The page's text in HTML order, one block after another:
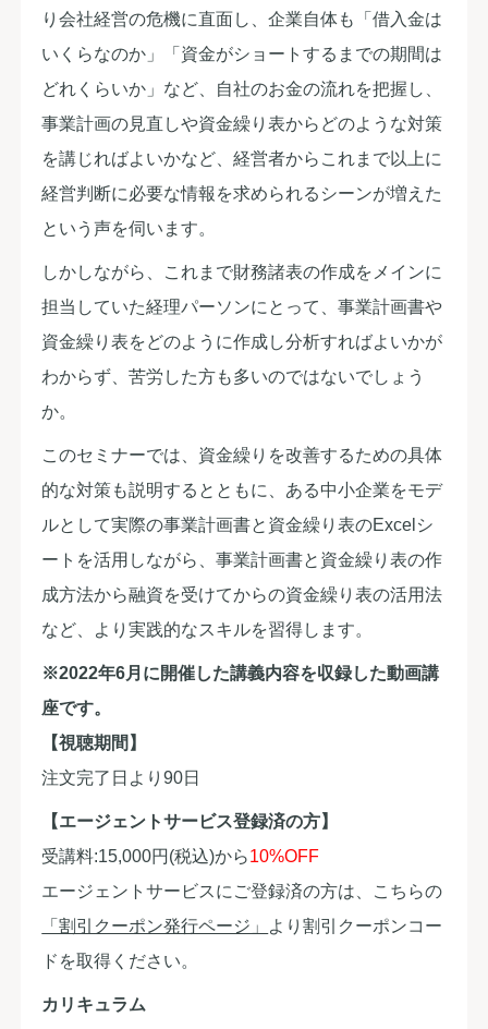
り会社経営の危機に直面し、企業自体も「借入金は
いくらなのか」「資金がショートするまでの期間は
どれくらいか」など、自社のお金の流れを把握し、
事業計画の見直しや資金繰り表からどのような対策
を講じればよいかなど、経営者からこれまで以上に
経営判断に必要な情報を求められるシーンが増えた
という声を伺います。
しかしながら、これまで財務諸表の作成をメインに
担当していた経理パーソンにとって、事業計画書や
資金繰り表をどのように作成し分析すればよいかが
わからず、苦労した方も多いのではないでしょう
か。
このセミナーでは、資金繰りを改善するための具体
的な対策も説明するとともに、ある中小企業をモデ
ルとして実際の事業計画書と資金繰り表のExcelシ
ートを活用しながら、事業計画書と資金繰り表の作
成方法から融資を受けてからの資金繰り表の活用法
など、より実践的なスキルを習得します。
※2022年6月に開催した講義内容を収録した動画講
座です。
【視聴期間】
注文完了日より90日
【エージェントサービス登録済の方】
受講料:15,000円(税込)から10%OFF
エージェントサービスにご登録済の方は、こちらの
「割引クーポン発行ページ」
より割引クーポンコー
ドを取得ください。
カリキュラム